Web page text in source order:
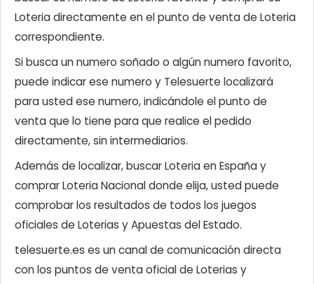
Loteria directamente en el punto de venta de Loteria
correspondiente.
Si busca un numero soñado o algún numero favorito,
puede indicar ese numero y Telesuerte localizará
para usted ese numero, indicándole el punto de
venta que lo tiene para que realice el pedido
directamente, sin intermediarios.
Además de localizar, buscar Loteria en España y
comprar Loteria Nacional donde elija, usted puede
comprobar los resultados de todos los juegos
oficiales de Loterias y Apuestas del Estado.
telesuerte.es es un canal de comunicación directa
con los puntos de venta oficial de Loterias y